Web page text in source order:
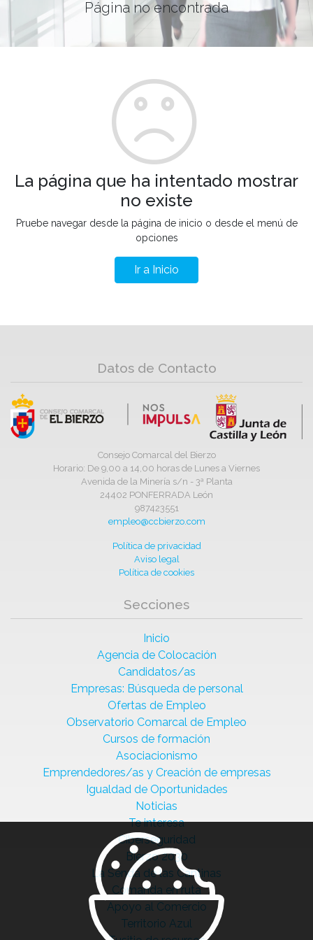
Página no encontrada
La página que ha intentado mostrar
no existe
Pruebe navegar desde la página de inicio o desde el menú de
opciones
Ir a Inicio
Datos de Contacto
Consejo Comarcal del Bierzo
Horario: De 9,00 a 14,00 horas de Lunes a Viernes
Avenida de la Minería s/n - 3ª Planta
24402 PONFERRADA León
987423551
empleo@ccbierzo.com
Política de privacidad
Aviso legal
Política de cookies
Secciones
Inicio
Agencia de Colocación
Candidatos/as
Empresas: Búsqueda de personal
Ofertas de Empleo
Observatorio Comarcal de Empleo
Cursos de formación
Asociacionismo
Emprendedores/as y Creación de empresas
Igualdad de Oportunidades
Noticias
Te interesa
Ciberseguridad
Bierzo 2030
La Senda de las Cantinas
Comanda en ruta
Apoyo al Comercio
Territorio Azul